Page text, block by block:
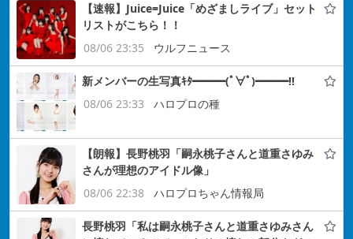
【速報】Juice=Juice「めざましライブ」セット
リストがこちら！！
08/06 23:35
ウルフニュース
新メンバーの生写真ｷﾀ━━━(ﾟ∀ﾟ)━━━!!
08/06 23:33
ハロプロの種
【朗報】長野桃羽「嗣永桃子さんと道重さゆみ
さんが理想のアイドル像」
08/06 22:38
ハロプロちゃん情報局
長野桃羽「私は嗣永桃子さんと道重さゆみさん